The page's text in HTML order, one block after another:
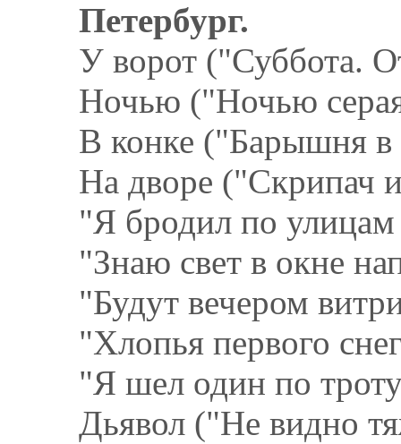
Петербург.
У ворот ("Суббота.
Ночью ("Ночью
В конке ("Барышня
На дворе ("Скрипач
"Я бродил по
"Знаю свет в окне
"Будут вечером
"Хлопья первого
"Я шел один по
Дьявол ("Не видно